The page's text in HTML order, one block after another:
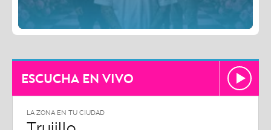
ESCUCHA EN VIVO
LA ZONA EN TU CIUDAD